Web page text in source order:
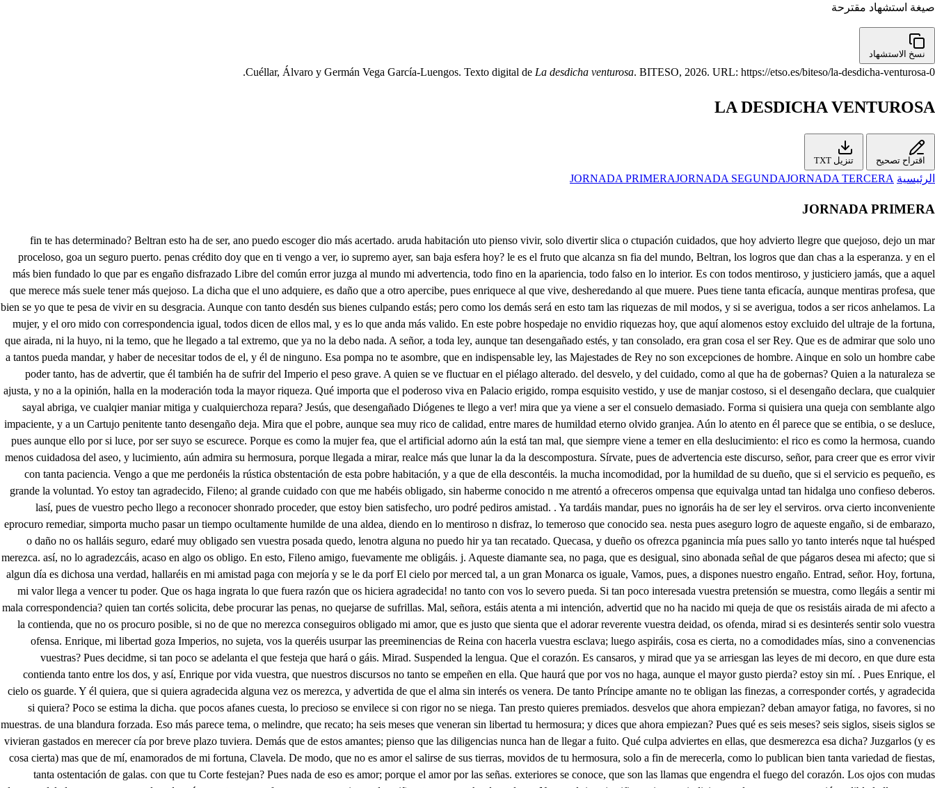
صيغة استشهاد مقترحة
نسخ الاستشهاد
Cuéllar, Álvaro y Germán Vega García-Luengos. Texto digital de La desdicha venturosa. BITESO, 2026. URL: https://etso.es/biteso/la-desdicha-venturosa-0.
LA DESDICHA VENTUROSA
اقتراح تصحيح تنزيل TXT
الرئيسية JORNADA PRIMERAJORNADA SEGUNDAJORNADA TERCERA
JORNADA PRIMERA
fin te has determinado? Beltran esto ha de ser, ano puedo escoger dio más acertado. aruda habitación uto pienso vivir, solo divertir slica o ctupación cuidados, que hoy advierto llegre que quejoso, dejo un mar proceloso, goa un seguro puerto. penas crédito doy que en ti vengo a ver, io supremo ayer, san baja esfera hoy? le es el fruto que alcanza sn fia del mundo, Beltran, los logros que dan chas a la esperanza. y en el más bien fundado lo que par es engaño disfrazado Libre del común error juzga al mundo mi advertencia, todo fino en la apariencia, todo falso en lo interior. Es con todos mentiroso, y justiciero jamás, que a aquel que merece más suele tener más quejoso. La dicha que el uno adquiere, es daño que a otro apercibe, pues enriquece al que vive, desheredando al que muere. Pues tiene tanta eficacía, aunque mentiras profesa, que bien se yo que te pesa de vivir en su desgracia. Aunque con tanto desdén sus bienes culpando estás; pero como los demás será en esto tam las riquezas de mil modos, y si se averigua, todos a ser ricos anhelamos. La mujer, y el oro mido con correspondencia igual, todos dicen de ellos mal, y es lo que anda más valido. En este pobre hospedaje no envidio riquezas hoy, que aquí alomenos estoy excluido del ultraje de la fortuna, que airada, ni la huyo, ni la temo, que he llegado a tal extremo, que ya no la debo nada. A señor, a toda ley, aunque tan desengañado estés, y tan consolado, era gran cosa el ser Rey. Que es de admirar que solo uno a tantos pueda mandar, y haber de necesitar todos de el, y él de ninguno. Esa pompa no te asombre, que en indispensable ley, las Majestades de Rey no son excepciones de hombre. Ainque en solo un hombre cabe poder tanto, has de advertir, que él también ha de sufrir del Imperio el peso grave. A quien se ve fluctuar en el piélago alterado. del desvelo, y del cuidado, como al que ha de gobernas? Quien a la naturaleza se ajusta, y no a la opinión, halla en la moderación toda la mayor riqueza. Qué importa que el poderoso viva en Palacio erigido, rompa esquisito vestido, y use de manjar costoso, si el desengaño declara, que cualquier sayal abriga, ve cualqier maniar mitiga y cualquierchoza repara? Jesús, que desengañado Diógenes te llego a ver! mira que ya viene a ser el consuelo demasiado. Forma si quisiera una queja con semblante algo impaciente, y a un Cartujo penitente tanto desengaño deja. Mira que el pobre, aunque sea muy rico de calidad, entre mares de humildad eterno olvido granjea. Aún lo atento en él parece que se entibia, o se desluce, pues aunque ello por si luce, por ser suyo se escurece. Porque es como la mujer fea, que el artificial adorno aún la está tan mal, que siempre viene a temer en ella deslucimiento: el rico es como la hermosa, cuando menos cuidadosa del aseo, y lucimiento, aún admira su hermosura, porque llegada a mirar, realce más que lunar la da la descompostura. Sírvate, pues de advertencia este discurso, señor, para creer que es error vivir con tanta paciencia. Vengo a que me perdonéis la rústica obstentación de esta pobre habitación, y a que de ella descontéis. la mucha incomodidad, por la humildad de su dueño, que si el servicio es pequeño, es grande la voluntad. Yo estoy tan agradecido, Fileno; al grande cuidado con que me habéis obligado, sin haberme conocido n me atrentó a ofreceros ompensa que equivalga untad tan hidalga uno confieso deberos. lasí, pues de vuestro pecho llego a reconocer shonrado proceder, que estoy bien satisfecho, uro podré pediros amistad. . Ya tardáis mandar, pues no ignoráis ha de ser ley el serviros. orva cierto inconveniente eprocuro remediar, simporta mucho pasar un tiempo ocultamente humilde de una aldea, diendo en lo mentiroso n disfraz, lo temeroso que conocido sea. nesta pues aseguro logro de aqueste engaño, si de embarazo, o daño no os halláis seguro, edaré muy obligado sen vuestra posada quedo, lenotra alguna no puedo hir ya tan recatado. Quecasa, y dueño os ofrezca pganincia mía pues sallo yo tanto interés nque tal huésped merezca. así, no lo agradezcáis, acaso en algo os obligo. En esto, Fileno amigo, fuevamente me obligáis. j. Aqueste diamante sea, no paga, que es desigual, sino abonada señal de que págaros desea mi afecto; que si algun día es dichosa una verdad, hallaréis en mi amistad paga con mejoría y se le da porf El cielo por merced tal, a un gran Monarca os iguale, Vamos, pues, a dispones nuestro engaño. Entrad, señor. Hoy, fortuna, mi valor llega a vencer tu poder. Que os haga ingrata lo que fuera razón que os hiciera agradecida! no tanto con vos lo severo pueda. Si tan poco interesada vuestra pretensión se muestra, como llegáis a sentir mi mala correspondencia? quien tan cortés solicita, debe procurar las penas, no quejarse de sufrillas. Mal, señora, estáis atenta a mi intención, advertid que no ha nacido mi queja de que os resistáis airada de mi afecto a la contienda, que no os procuro posible, si no de que no merezca conseguiros obligado mi amor, que es justo que sienta que el adorar reverente vuestra deidad, os ofenda, mirad si es desinterés sentir solo vuestra ofensa. Enrique, mi libertad goza Imperios, no sujeta, vos la queréis usurpar las preeminencias de Reina con hacerla vuestra esclava; luego aspiráis, cosa es cierta, no a comodidades mías, sino a convenencias vuestras? Pues decidme, si tan poco se adelanta el que festeja que hará o gáis. Mirad. Suspended la lengua. Que el corazón. Es cansaros, y mirad que ya se arriesgan las leyes de mi decoro, en que dure esta contienda tanto entre los dos, y así, Enrique por vida vuestra, que nuestros discursos no tanto se empeñen en ella. Que haurá que por vos no haga, aunque el mayor gusto pierda? estoy sin mí. . Pues Enrique, el cielo os guarde. Y él quiera, que si quiera agradecida alguna vez os merezca, y advertida de que el alma sin interés os venera. De tanto Príncipe amante no te obligan las finezas, a corresponder cortés, y agradecida si quiera? Poco se estima la dicha. que pocos afanes cuesta, lo precioso se envilece si con rigor no se niega. Tan presto quieres premiados. desvelos que ahora empiezan? deban amayor fatiga, no favores, si no muestras. de una blandura forzada. Eso más parece tema, o melindre, que recato; ha seis meses que veneran sin libertad tu hermosura; y dices que ahora empiezan? Pues qué es seis meses? seis siglos, siseis siglos se vivieran gastados en merecer cía por breve plazo tuviera. Demás que de estos amantes; pienso que las diligencias nunca han de llegar a fuito. Qué culpa adviertes en ellas, que desmerezca esa dicha? Juzgarlos (y es cosa cierta) mas que de mí, enamorados de mi fortuna, Clavela. De modo, que no es amor el salirse de sus tierras, movidos de tu hermosura, solo a fin de merecerla, como lo publican bien tanta variedad de fiestas, tanta ostentación de galas. con que tu Corte festejan? Pues nada de eso es amor; porque el amor por las señas. exteriores se conoce, que son las llamas que engendra el fuego del corazón. Los ojos con mudas lenguas del alma, a voces promulgan lo más secreto, que es fuerza que como tienen dos niñas, tengan mucho de parleras, Nunca el rigor justifica quien por indicios condena, y esa presunción salible la llamo yo no certeza. Pues que es siniestro supongo mi recelo; y verdaderas. sus finezas, quieres ver (aunque de esta suerte sea) que debo corresponder más airada que halagüeña a su amor? . Pues eso quieres probar? . Escúchame atenta, Quien ama con perfección, májima es no poco cierta, que solo a la urilidad del sujeto amado anhela: Y que es falso amor también propio interés de Nonegarás, quién lo duda? que a una pasión tan grosera sele deben de justicia ingratas correspondencias. Allentado este principio porcierto, dime, Clavela, quien pretende a una mujer con tal decoro, y decencia, que la deseé recatada, que la solicite honesta? uingún hombre, porque todos; mprosano antojo afectan, uno pueden ser dichosos. ln ser desdichadas ellas: lllego el mostrarnos amor, bien claro se manifiesta, denosotras es perjuicio, y de ellos es convenencia pues amar; porque en amar popios gustos se interesan, y esos gustos conseguidos. nacer de desdichas nuestras, no es amor, es villanta, (si es villanía, es ofensa, stes ofensa dime tú sies justo que se agradezca. Notables son tus caprichos, yo confieso que me deja. satisfecha, y admirada de tu argumento la prueba. Pero puello que el casarte es preciso pues hoy quedas. por la muerte de tu padre el Duque, solo heredera en los Estados de Mantua, no adviertes por cosa cierta que el hacer marido a alguno de estos Príncipes, que hoy llegan aser de tu juicio examen, madmite excusa ni tregua? lan poca dificutad, por tu vida, consideras. en que acierte quien se casa, que con brevedad se en que pro con más vigilante aviso, con observación más cuerda? Hay cosa, digo otra vez, si bien se atiende, que tenga mas dificultad juzgada, menos remedio resuelta? Si a casarte no te inclinas, no es mucho que te pareeca todos los hombres al. Pues no me tengas por necia porque me porte algo tivía en semejante materia; que no pienso que es error que advertida; y sagaz tema sujetar la libertad a la observancia severa de un apetito villano; de una impaciente aspereza, nunca mal obedecida, pero siempre mal contenta. Ea que a la estrecha prisión de casada se sujeta (aunque deidad venerada de la admiración se atienda) auna ser satisfacción de un vil antojo no llega. Nunca logra la hermosura quien se casa porque en ella los privilegios de hermosa. hallan desgracias de fea. La seguridad, y el uso de una dicha, siempre engendra, aún en quien la goza indigno, si no desprecio tibieza. La rosa que en lo purpureo, y fragante es lisonjera, dulce caricia del gusto, gozada mucho, despierta un desagrado enojoso una desazón molesta, siendo (si antes admirada pompa de la Primavera) destrozo poco después. que es una mujer, Clavela, rosa es, a quien al principio la novedad la respeta, pero en gozando su olor (que sin desdenes franquea) halla un grosero matido apurado el gusto